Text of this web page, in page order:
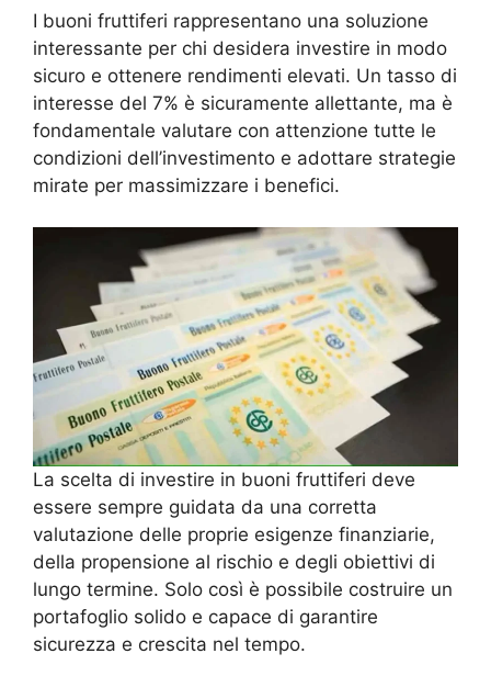
I buoni fruttiferi rappresentano una soluzione
interessante per chi desidera investire in modo
sicuro e ottenere rendimenti elevati. Un tasso di
interesse del 7% è sicuramente allettante, ma è
fondamentale valutare con attenzione tutte le
condizioni dell’investimento e adottare strategie
mirate per massimizzare i benefici.
La scelta di investire in buoni fruttiferi deve
essere sempre guidata da una corretta
valutazione delle proprie esigenze finanziarie,
della propensione al rischio e degli obiettivi di
lungo termine. Solo così è possibile costruire un
portafoglio solido e capace di garantire
sicurezza e crescita nel tempo.